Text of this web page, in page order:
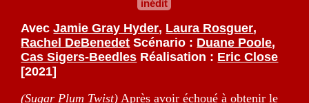
inédit
AvecJamie Gray Hyder, Laura Rosguer,
Rachel DeBenedet Scénario : Duane Poole,
Cas Sigers-Beedles Réalisation : Eric Close
[2021]
(Sugar Plum Twist) Après avoir échoué à obtenir le